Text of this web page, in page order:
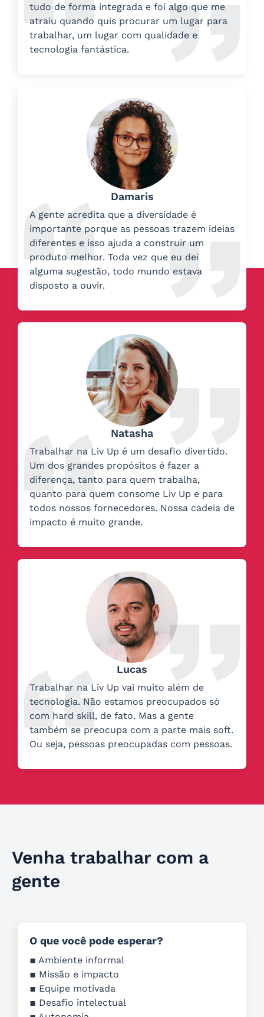
tudo de forma integrada e foi algo que me
atraiu quando quis procurar um lugar para
trabalhar, um lugar com qualidade e
tecnologia fantástica.
Damaris
A gente acredita que a diversidade é
importante porque as pessoas trazem ideias
diferentes e isso ajuda a construir um
produto melhor. Toda vez que eu dei
alguma sugestão, todo mundo estava
disposto a ouvir.
Natasha
Trabalhar na Liv Up é um desafio divertido.
Um dos grandes propósitos é fazer a
diferença, tanto para quem trabalha,
quanto para quem consome Liv Up e para
todos nossos fornecedores. Nossa cadeia de
impacto é muito grande.
Lucas
Trabalhar na Liv Up vai muito além de
tecnologia. Não estamos preocupados só
com hard skill, de fato. Mas a gente
também se preocupa com a parte mais soft.
Ou seja, pessoas preocupadas com pessoas.
Venha trabalhar com a
gente
O que você pode esperar?
▪ Ambiente informal
▪ Missão e impacto
▪ Equipe motivada
▪ Desafio intelectual